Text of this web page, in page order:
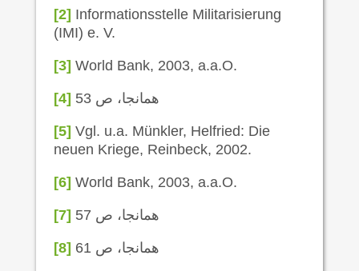
[2] Informationsstelle Militarisierung
(IMI) e. V.
[3] World Bank, 2003, a.a.O.
[4] همانجا، ص 53
[5] Vgl. u.a. Münkler, Helfried: Die
neuen Kriege, Reinbeck, 2002.
[6] World Bank, 2003, a.a.O.
[7] همانجا، ص 57
[8] همانجا، ص 61